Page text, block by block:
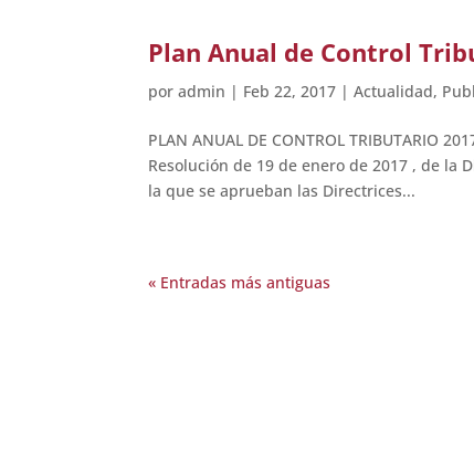
Plan Anual de Control
poradmin | Feb 22, 2017 |Actualidad,
PLAN ANUAL DE CONTROL TRIBUTARIO
Resolución de 19 de enero de 2017 , de la
la que se aprueban las Directrices...
« Entradas más antiguas